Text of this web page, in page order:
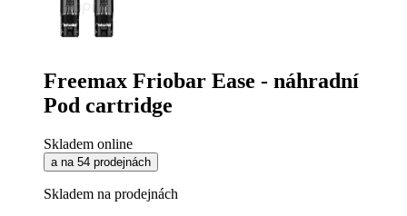
Freemax Friobar Ease - náhradní
Pod cartridge
Skladem online
a na 54 prodejnách
Skladem na prodejnách